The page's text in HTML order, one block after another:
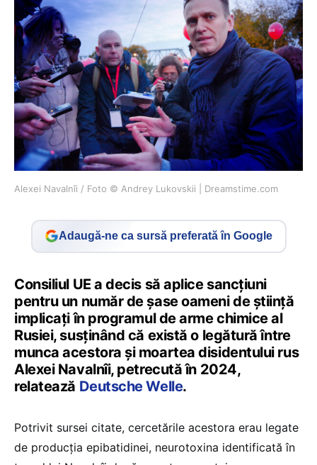
Alexei Navalnîi / Foto © Andrey Lukovskii | Dreamstime.com
Adaugă-ne ca sursă preferată în Google
Consiliul UE a decis să aplice sancțiuni
pentru un număr de șase oameni de știință
implicați în programul de arme chimice al
Rusiei, susținând că există o legătură între
munca acestora și moartea disidentului rus
Alexei Navalnîi, petrecută în 2024,
relatează Deutsche Welle.
Potrivit sursei citate, cercetările acestora erau legate
de producția epibatidinei, neurotoxina identificată în